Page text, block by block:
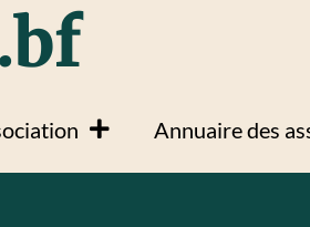
Annuaire des